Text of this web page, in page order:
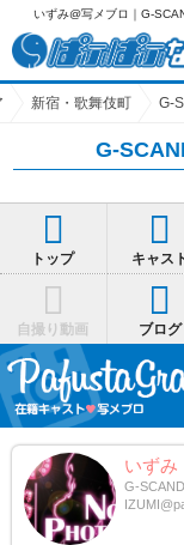
メブロ｜G-SCANDAL（ジース
新宿・歌舞伎町 G-
G-
トップ キャス
自撮り動画 ブログ
いずみ
G-